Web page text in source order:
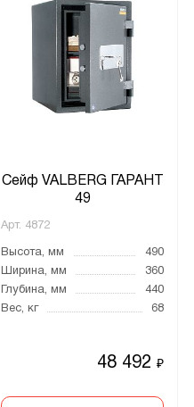
Сейф VALBERG ГАРАНТ
49
Арт. 4872
Высота, мм
490
Ширина, мм
360
Глубина, мм
440
Вес, кг
68
48 492₽